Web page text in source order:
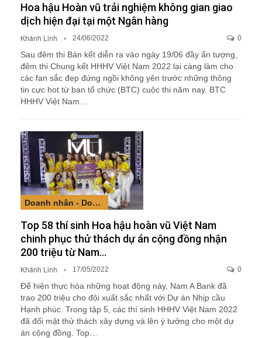
Hoa hậu Hoàn vũ trải nghiệm không gian giao
dịch hiện đại tại một Ngân hàng
Khánh Linh 24/06/2022 0
Sau đêm thi Bán kết diễn ra vào ngày 19/06 đầy ấn tượng,
đêm thi Chung kết HHHV Việt Nam 2022 lại càng làm cho
các fan sắc đẹp đứng ngồi không yên trước những thông
tin cực hot từ ban tổ chức (BTC) cuộc thi năm nay. BTC
HHHV Việt Nam…
Doanh nhân - Doanh nghiệp
Top 58 thí sinh Hoa hậu hoàn vũ Việt Nam
chinh phục thử thách dự án cộng đồng nhận
200 triệu từ Nam…
Khánh Linh 17/05/2022 0
Để hiện thực hóa những hoạt động này, Nam A Bank đã
trao 200 triệu cho đội xuất sắc nhất với Dự án Nhịp cầu
Hạnh phúc. Trong tập 5, các thí sinh HHHV Việt Nam 2022
đã đối mặt thử thách xây dựng và lên ý tưởng cho một dự
án cộng đồng. Top…